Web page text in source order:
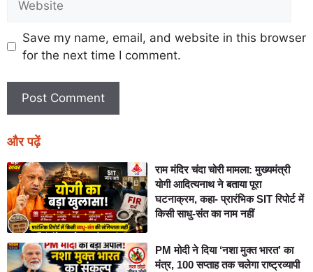
Save my name, email, and website in this browser
for the next time I comment.
और पढ़ें
राम मंदिर चंदा चोरी मामला: मुख्यमंत्री
योगी आदित्यनाथ ने बताया पूरा
घटनाक्रम, कहा- प्रारंभिक SIT रिपोर्ट में
किसी साधु-संत का नाम नहीं
PM मोदी ने दिया ‘नशा मुक्त भारत’ का
मंत्र, 100 सप्ताह तक चलेगा राष्ट्रव्यापी